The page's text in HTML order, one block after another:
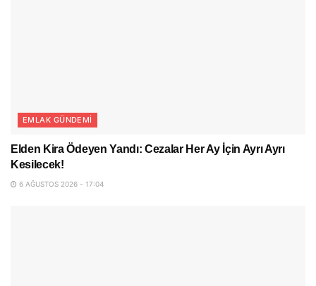
EMLAK GÜNDEMI
Elden Kira Ödeyen Yandı: Cezalar Her Ay İçin Ayrı Ayrı
Kesilecek!
6 AĞUSTOS 2026 - 17:04